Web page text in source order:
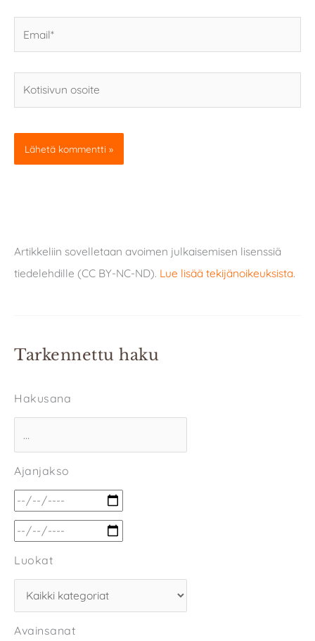
osoite
Artikkeliin sovelletaan avoimen julkaisemisen lisenssiä
tiedelehdille (CC BY-NC-ND). Lue lisää tekijänoikeuksista.
Tarkennettu haku
Hakusana
Ajanjakso
Luokat
Avainsanat